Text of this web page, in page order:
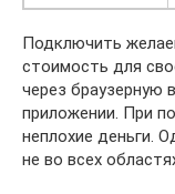
Подключить
стоимость для
через браузерную
приложении. При
неплохие деньги.
не во всех